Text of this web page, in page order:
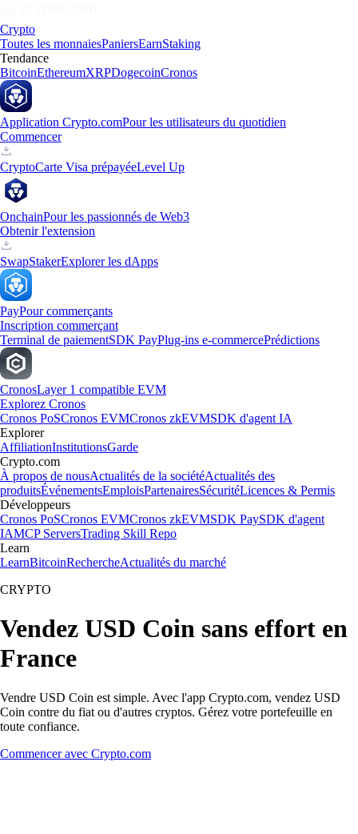
Crypto
Toutes les monnaiesPaniersEarnStaking
Tendance
BitcoinEthereumXRPDogecoinCronos
Application Crypto.comPour les utilisateurs du quotidien
Commencer
CryptoCarte Visa prépayéeLevel Up
OnchainPour les passionnés de Web3
Obtenir l'extension
SwapStakerExplorer les dApps
PayPour commerçants
Inscription commerçant
Terminal de paiementSDK PayPlug-ins e-commercePrédictions
CronosLayer 1 compatible EVM
Explorez Cronos
Cronos PoSCronos EVMCronos zkEVMSDK d'agent IA
Explorer
AffiliationInstitutionsGarde
Crypto.com
À propos de nousActualités de la sociétéActualités des
produitsÉvénementsEmploisPartenairesSécuritéLicences & Permis
Développeurs
Cronos PoSCronos EVMCronos zkEVMSDK PaySDK d'agent
IAMCP ServersTrading Skill Repo
Learn
LearnBitcoinRechercheActualités du marché
CRYPTO
Vendez USD Coin sans effort en
France
Vendre USD Coin est simple. Avec l'app Crypto.com, vendez USD
Coin contre du fiat ou d'autres cryptos. Gérez votre portefeuille en
toute confiance.
Commencer avec Crypto.com